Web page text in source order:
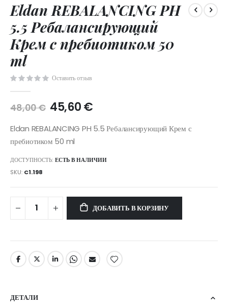
to
the
beginning
of
the
images
Eldan REBALANCING PH
5.5 Ребалансирующий
Крем с пребиотиком 50
ml
Оставить отзыв
48,00 € 45,60 €
Eldan REBALANCING PH 5.5 Ребалансирующий Крем с
пребиотиком 50 ml
ДОСТУПНОСТЬ: ЕСТЬ В НАЛИЧИИ
SKU C1.198
ДОБАВИТЬ В КОРЗИНУ
ДЕТАЛИ